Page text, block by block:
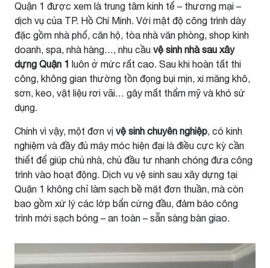
Quận 1 được xem là trung tâm kinh tế – thương mại –
dịch vụ của TP. Hồ Chí Minh. Với mật độ công trình dày
đặc gồm nhà phố, căn hộ, tòa nhà văn phòng, shop kinh
doanh, spa, nhà hàng…, nhu cầu vệ sinh nhà sau xây
dựng Quận 1 luôn ở mức rất cao. Sau khi hoàn tất thi
công, không gian thường tồn đọng bụi mịn, xi măng khô,
sơn, keo, vật liệu rơi vãi… gây mất thẩm mỹ và khó sử
dụng.
Chính vì vậy, một đơn vị vệ sinh chuyên nghiệp, có kinh
nghiệm và đầy đủ máy móc hiện đại là điều cực kỳ cần
thiết để giúp chủ nhà, chủ đầu tư nhanh chóng đưa công
trình vào hoạt động. Dịch vụ vệ sinh sau xây dựng tại
Quận 1 không chỉ làm sạch bề mặt đơn thuần, mà còn
bao gồm xử lý các lớp bẩn cứng đầu, đảm bảo công
trình mới sạch bóng – an toàn – sẵn sàng bàn giao.